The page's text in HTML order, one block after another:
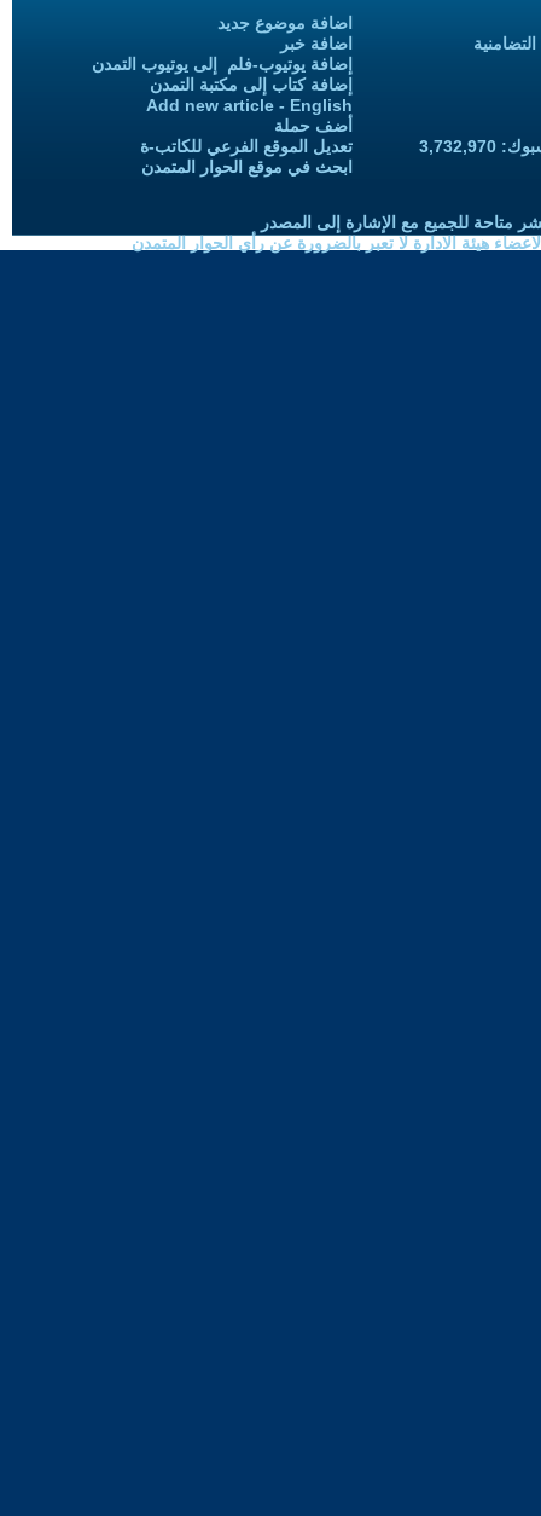
اضافة موضوع جديد
اضافة خبر
إضافة يوتيوب-فلم إلى يوتيوب التمدن
إضافة كتاب إلى مكتبة التمدن
Add new article - English
أضف حملة
تعديل الموقع الفرعي للكاتب-ة
ابحث في موقع الحوار المتمدن
متاحة للجميع مع الإشارة إلى المصدر
هيئة الادارة لا تعبر بالضرورة عن رأي الحوار المتمدن